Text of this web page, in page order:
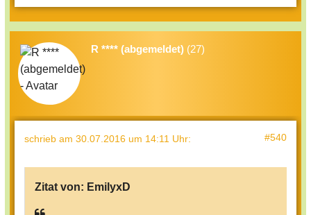
R **** (abgemeldet) (27)
schrieb am 30.07.2016 um 14:11 Uhr: #540
Zitat von: EmilyxD